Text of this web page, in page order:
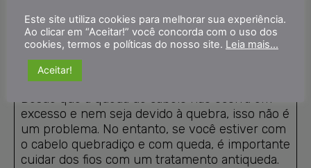
ressecamento e a opacidade.
5. Queda de cabelo:
O cabelo pode cair mais durante os dias frios
por conta da diminuição da exposição solar.
Desde que a queda de cabelo não ocorra em
excesso e nem seja devido à quebra, isso não é
um problema. No entanto, se você estiver com
o cabelo quebradiço e com queda, é importante
cuidar dos fios com um tratamento antiqueda.
Este site utiliza cookies para melhorar sua experiência.
Ao clicar em “Aceitar!” você concorda com o uso dos
cookies, termos e políticas do nosso site. Leia mais...
Aceitar!